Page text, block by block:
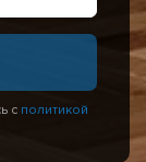
с политикой